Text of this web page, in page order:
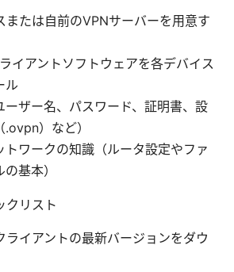
または自前のVPNサーバーを用意す
イアントソフトウェアを各デバイス
ル
ーザー名、パスワード、証明書、設
）など）
トワークの知識（ルータ設定やファ
基本）
クリスト
ライアントの最新バージョンをダウ